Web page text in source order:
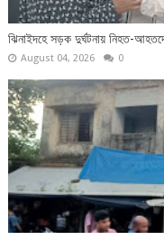
ঝিনাইদহে সড়ক দুর্ঘটনায় নিহত-
August 04, 2026 0